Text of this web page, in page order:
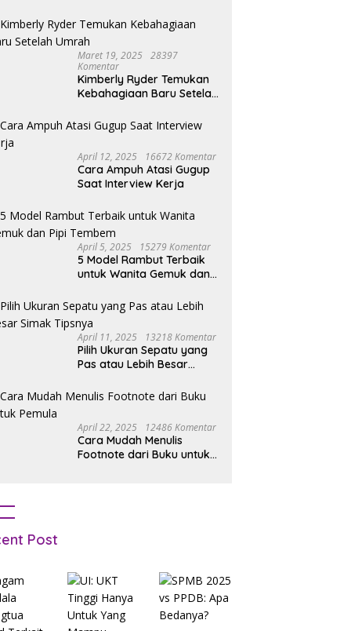
Maret 19, 2025
28397
Komentar
Kimberly Ryder Temukan
Kebahagiaan Baru Setelah
April 12, 2025 16672 Komentar
Cara Ampuh Atasi Gugup
Saat Interview Kerja
April 5, 2025 15279 Komentar
5 Model Rambut Terbaik
untuk Wanita Gemuk dan
April 11, 2025 13218 Komentar
Pilih Ukuran Sepatu yang
Pas atau Lebih Besar
April 22, 2025 12486 Komentar
Cara Mudah Menulis
Footnote dari Buku untuk
Post